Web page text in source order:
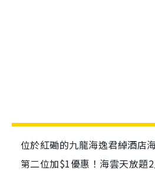
位於紅磡的九龍海逸君綽酒店
第二位加$1優惠！海雲天放題